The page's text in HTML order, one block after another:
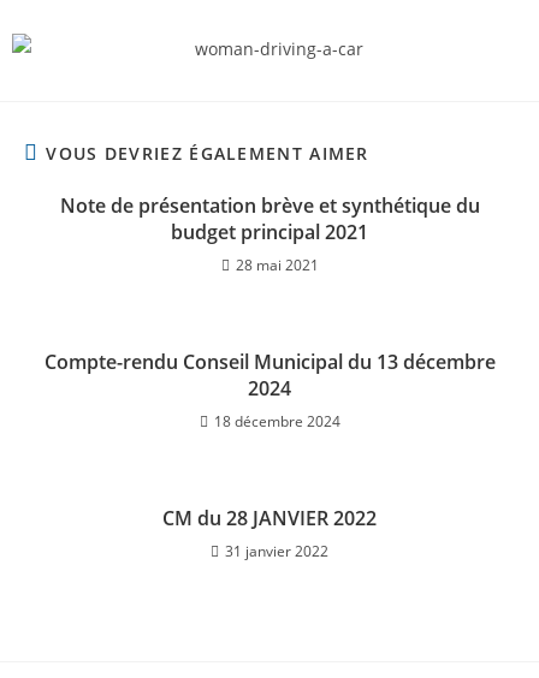
VOUS DEVRIEZ ÉGALEMENT AIMER
Note de présentation brève et synthétique du
budget principal 2021
28 mai 2021
Compte-rendu Conseil Municipal du 13 décembre
2024
18 décembre 2024
CM du 28 JANVIER 2022
31 janvier 2022